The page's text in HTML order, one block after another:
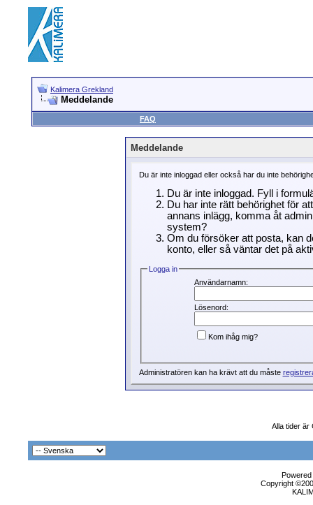
Kalimera Grekland
Meddelande
FAQ
Meddelande
Du är inte inloggad eller också har du inte
Du är inte inloggad. Fyll i
Du har inte rätt behörighet för
annans inlägg, komma åt
system?
Om du försöker att posta, kan
konto, eller så väntar det på
Logga in
Användarnamn:
Lösenord:
Kom ihåg mig?
Administratören kan ha krävt att du måste
Alla tider är
Copyright